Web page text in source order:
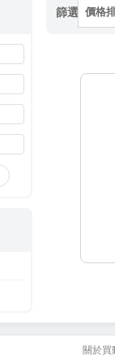
篩選 價格
關於買